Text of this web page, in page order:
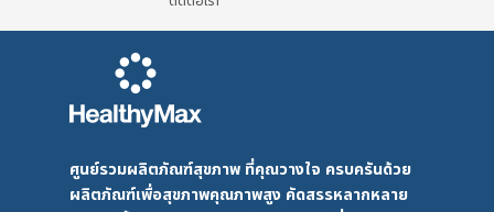
ศูนย์รวมผลิตภัณฑ์สุขภาพ ที่คุณวางใจ ครบครันด้วย
ผลิตภัณฑ์เพื่อสุขภาพคุณภาพสูง คัดสรรหลากหลาย